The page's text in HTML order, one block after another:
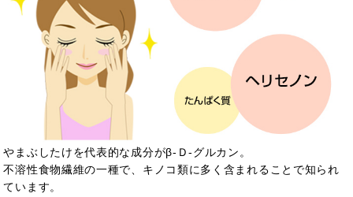
やまぶしたけを代表的な成分がβ‐Ｄ‐グルカン。
不溶性食物繊維の一種で、キノコ類に多く含まれることで知られ
ています。